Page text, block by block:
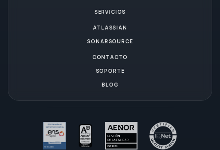
SERVICIOS
ATLASSIAN
SONARSOURCE
CONTACTO
SOPORTE
BLOG